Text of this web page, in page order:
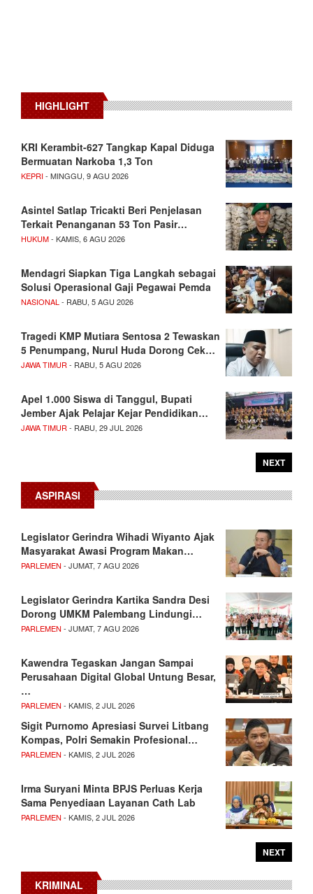
HIGHLIGHT
KRI Kerambit-627 Tangkap Kapal Diduga
Bermuatan Narkoba 1,3 Ton
KEPRI- MINGGU, 9 AGU 2026
Asintel Satlap Tricakti Beri Penjelasan
Terkait Penanganan 53 Ton Pasir…
HUKUM- KAMIS, 6 AGU 2026
Mendagri Siapkan Tiga Langkah sebagai
Solusi Operasional Gaji Pegawai Pemda
NASIONAL - RABU, 5 AGU 2026
Tragedi KMP Mutiara Sentosa 2 Tewaskan
5 Penumpang, Nurul Huda Dorong Cek…
JAWA TIMUR - RABU, 5 AGU 2026
Apel 1.000 Siswa di Tanggul, Bupati
Jember Ajak Pelajar Kejar Pendidikan…
JAWA TIMUR - RABU, 29 JUL 2026
NEXT
ASPIRASI
Legislator Gerindra Wihadi Wiyanto Ajak
Masyarakat Awasi Program Makan…
PARLEMEN - JUMAT, 7 AGU 2026
Legislator Gerindra Kartika Sandra Desi
Dorong UMKM Palembang Lindungi…
PARLEMEN - JUMAT, 7 AGU 2026
Kawendra Tegaskan Jangan Sampai
Perusahaan Digital Global Untung Besar,
…
PARLEMEN - KAMIS, 2 JUL 2026
Sigit Purnomo Apresiasi Survei Litbang
Kompas, Polri Semakin Profesional…
PARLEMEN - KAMIS, 2 JUL 2026
Irma Suryani Minta BPJS Perluas Kerja
Sama Penyediaan Layanan Cath Lab
PARLEMEN - KAMIS, 2 JUL 2026
NEXT
KRIMINAL